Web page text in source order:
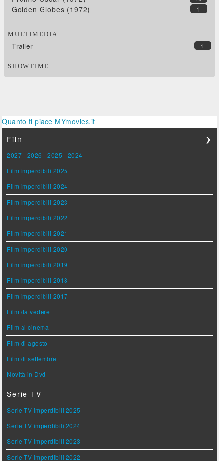
1
Golden Globes (1972)
MULTIMEDIA
1
Trailer
SHOWTIME
Quanto ti piace MYmovies.it
Film
❯
2027 - 2026 -2025 - 2024
Film imperdibili 2025
Film imperdibili 2024
Film imperdibili 2023
Film imperdibili 2022
Film imperdibili 2021
Film imperdibili 2020
Film imperdibili 2019
Film imperdibili 2018
Film imperdibili 2017
Film da vedere
Film al cinema
Film di agosto
Film di settembre
Novità in Dvd
Serie TV
Serie TV imperdibili 2025
Serie TV imperdibili 2024
Serie TV imperdibili 2023
Serie TV imperdibili 2022